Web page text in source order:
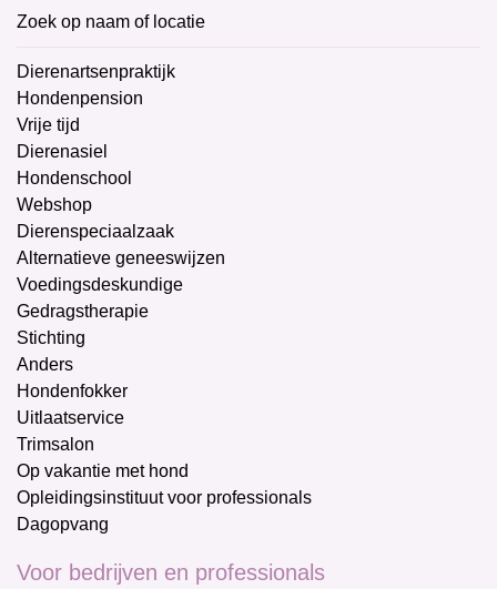
Zoek op naam of locatie
Dierenartsenpraktijk
Hondenpension
Vrije tijd
Dierenasiel
Hondenschool
Webshop
Dierenspeciaalzaak
Alternatieve geneeswijzen
Voedingsdeskundige
Gedragstherapie
Stichting
Anders
Hondenfokker
Uitlaatservice
Trimsalon
Op vakantie met hond
Opleidingsinstituut voor professionals
Dagopvang
Voor bedrijven en professionals